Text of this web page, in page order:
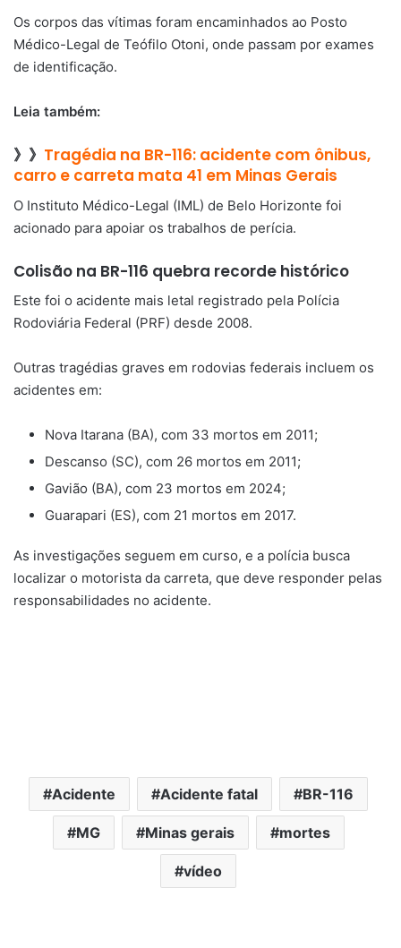
Os corpos das vítimas foram encaminhados ao Posto
Médico-Legal de Teófilo Otoni, onde passam por exames
de identificação.
Leia também:
》》 Tragédia na BR-116: acidente com ônibus,
carro e carreta mata 41 em Minas Gerais
O Instituto Médico-Legal (IML) de Belo Horizonte foi
acionado para apoiar os trabalhos de perícia.
Colisão na BR-116 quebra recorde histórico
Este foi o acidente mais letal registrado pela Polícia
Rodoviária Federal (PRF) desde 2008.
Outras tragédias graves em rodovias federais incluem os
acidentes em:
Nova Itarana (BA), com 33 mortos em 2011;
Descanso (SC), com 26 mortos em 2011;
Gavião (BA), com 23 mortos em 2024;
Guarapari (ES), com 21 mortos em 2017.
As investigações seguem em curso, e a polícia busca
localizar o motorista da carreta, que deve responder pelas
responsabilidades no acidente.
Acidente Acidente fatal BR-116
MG Minas gerais mortes
vídeo